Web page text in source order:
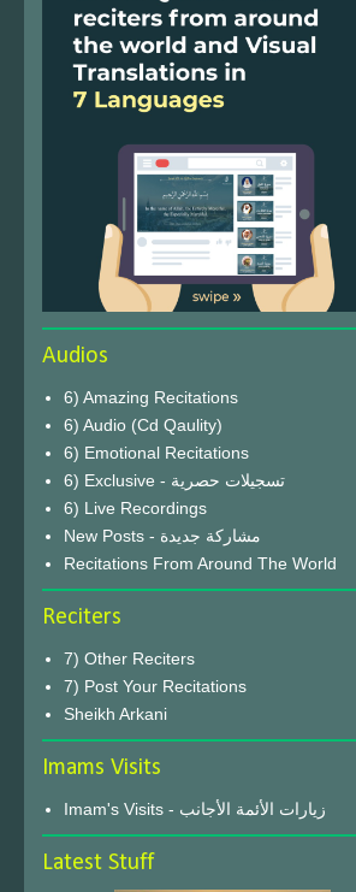
Audios
6) Amazing Recitations
6) Audio (Cd Qaulity)
6) Emotional Recitations
6) Exclusive - تسجيلات حصرية
6) Live Recordings
New Posts - مشاركة جديدة
Recitations From Around The World
Reciters
7) Other Reciters
7) Post Your Recitations
Sheikh Arkani
Imams Visits
Imam's Visits - زيارات الأئمة الأجانب
Latest Stuff